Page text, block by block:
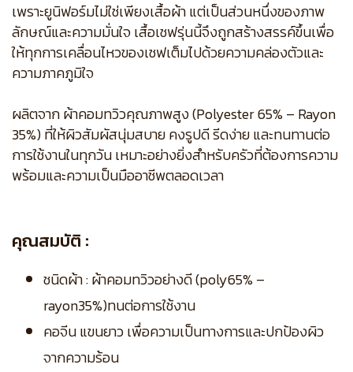
เพราะยูนิฟอร์มไม่ใช่เพียงเสื้อผ้า แต่เป็นส่วนหนึ่งของภาพ
ลักษณ์และความมั่นใจ เสื้อเชฟรุ่นนี้จึงถูกสร้างสรรค์ขึ้นเพื่อ
ให้ทุกการเคลื่อนไหวของเชฟเต็มไปด้วยความคล่องตัวและ
ความภาคภูมิใจ
ผลิตจาก ผ้าคอมทวิวคุณภาพสูง (Polyester 65% – Rayon
35%) ที่ให้ผิวสัมผัสนุ่มสบาย คงรูปดี รีดง่าย และทนทานต่อ
การใช้งานในทุกวัน เหมาะอย่างยิ่งสำหรับครัวที่ต้องการความ
พร้อมและความเป็นมืออาชีพตลอดเวลา
คุณสมบัติ :
ชนิดผ้า : ผ้าคอมทวิวอย่างดี (poly65% –
rayon35%)ทนต่อการใช้งาน
คอจีน แขนยาว เพื่อความเป็นทางการและปกป้องผิว
จากความร้อน